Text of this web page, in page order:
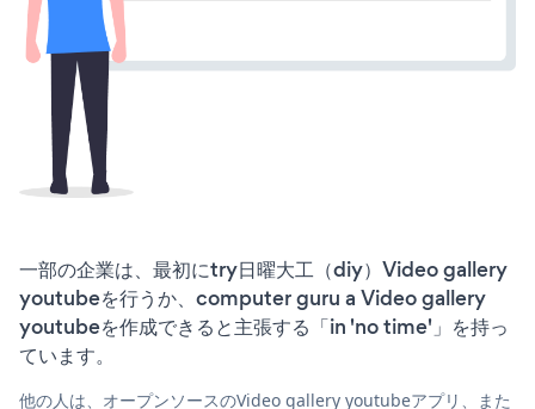
一部の企業は、最初にtry日曜大工（diy）Video gallery
youtubeを行うか、computer guru a Video gallery
youtubeを作成できると主張する「in 'no time'」を持っ
ています。
他の人は、オープンソースのVideo gallery youtubeアプリ、また